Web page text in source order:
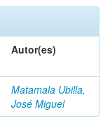
Autor(es)
Matamala Ubilla,
José Miguel